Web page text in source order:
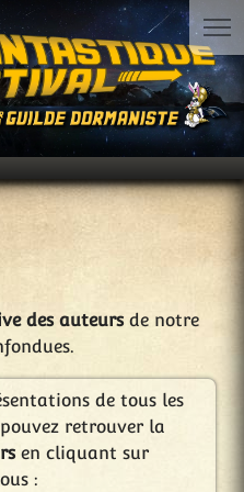
des auteursde notre
de tous les
retrouver la
en cliquant sur
: